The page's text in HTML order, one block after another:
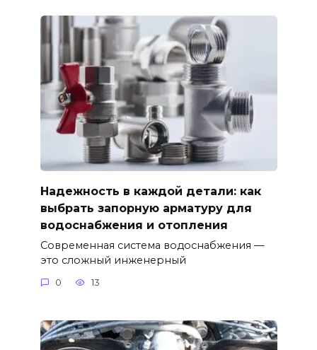
Надежность в каждой детали: как
выбрать запорную арматуру для
водоснабжения и отопления
Современная система водоснабжения —
это сложный инженерный
0 13